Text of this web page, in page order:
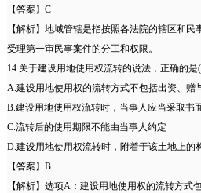
【答案】C
【解析】地域管辖是指按照各法院的辖区和
受理第一审民事案件的分工和权限。
14.关于建设用地使用权流转的说法，正确的是()
A.建设用地使用权的流转方式不包括出资、赠
B.建设用地使用权流转时，当事人应当采取书
C.流转后的使用期限不能由当事人约定
D.建设用地使用权流转时，附着于该土地上的
【答案】B
【解析】选项A：建设用地使用权的流转方式